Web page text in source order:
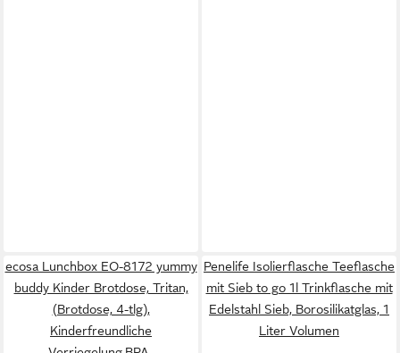
ecosa Lunchbox EO-8172 yummy
buddy Kinder Brotdose, Tritan,
(Brotdose, 4-tlg),
Kinderfreundliche
Penelife Isolierflasche Teeflasche
mit Sieb to go 1l Trinkflasche mit
Edelstahl Sieb, Borosilikatglas, 1
Liter Volumen